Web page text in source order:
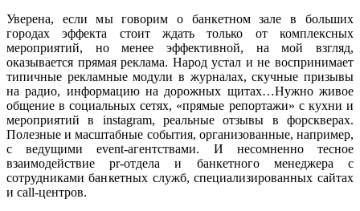
Уверена, если мы говорим о банкетном зале в больших
городах эффекта стоит ждать только от комплексных
мероприятий, но менее эффективной, на мой взгляд,
оказывается прямая реклама. Народ устал и не воспринимает
типичные рекламные модули в журналах, скучные призывы
на радио, информацию на дорожных щитах…Нужно живое
общение в социальных сетях, «прямые репортажи» с кухни и
мероприятий в instagram, реальные отзывы в форскверах.
Полезные и масштабные события, организованные, например,
с ведущими event-агентствами. И несомненно тесное
взаимодействие pr-отдела и банкетного менеджера с
сотрудниками банкетных служб, специализированных сайтах
и call-центров.